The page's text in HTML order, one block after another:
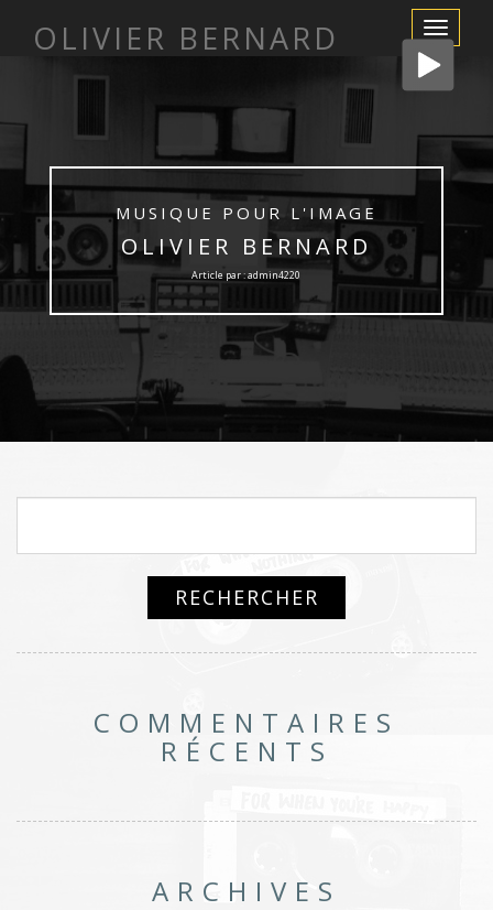
Afficher/
la
navigation
OLIVIER BERNARD
MUSIQUE POUR L'IMAGE
OLIVIER BERNARD
Article par : admin4220
COMMENTAIRES
RÉCENTS
ARCHIVES